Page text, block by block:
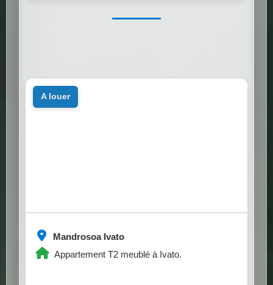
Mandrosoa Ivato
Appartement T2 meublé à Ivato.
a louer